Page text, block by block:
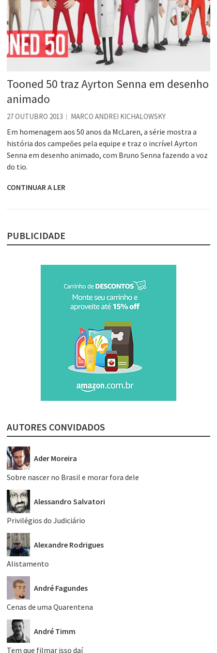
Tooned 50 traz Ayrton Senna em desenho
animado
27 OUTUBRO 2013 MARCO ANDREI KICHALOWSKY
Em homenagem aos 50 anos da McLaren, a série mostra a
história dos campeões pela equipe e traz o incrível Ayrton
Senna em desenho animado, com Bruno Senna fazendo a voz
do tio.
CONTINUAR A LER
PUBLICIDADE
AUTORES CONVIDADOS
Ader Moreira
Sobre nascer no Brasil e morar fora dele
Alessandro Salvatori
Privilégios do Judiciário
Alexandre Rodrigues
Alistamento
André Fagundes
Cenas de uma Quarentena
André Timm
Tem que filmar isso daí